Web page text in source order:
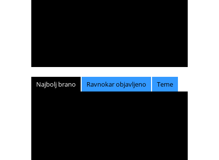
Najbolj brano Ravnokar objavljeno Teme